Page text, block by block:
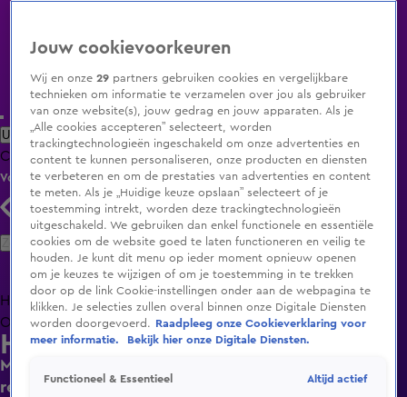
Uitzending Gemist Populaire programma's Zenders Genres
ClipsFilmsRadioSmart TV inlogShop
Volg KIJK
Zoeken
HomeUitzending Gemist Programma's De Bondgenoten
OranjezomerLivestreamsShop
Het Blok
Menno geniet van bouwboete: “Regels zijn
regels”
Jouw cookievoorkeuren
Wij en onze29 partners gebruiken cookies en vergelijkbare
technieken om informatie te verzamelen over jou als gebruiker
van onze website(s), jouw gedrag en jouw apparaten. Als je
„Alle cookies accepteren” selecteert, worden
trackingtechnologieën ingeschakeld om onze advertenties en
content te kunnen personaliseren, onze producten en diensten
te verbeteren en om de prestaties van advertenties en content
te meten. Als je „Huidige keuze opslaan” selecteert of je
toestemming intrekt, worden deze trackingtechnologieën
uitgeschakeld. We gebruiken dan enkel functionele en essentiële
cookies om de website goed te laten functioneren en veilig te
houden. Je kunt dit menu op ieder moment opnieuw openen
om je keuzes te wijzigen of om je toestemming in te trekken
door op de link Cookie-instellingen onder aan de webpagina te
klikken. Je selecties zullen overal binnen onze Digitale Diensten
worden doorgevoerd.
Raadpleeg onze Cookieverklaring voor
meer informatie.
Bekijk hier onze Digitale Diensten.
Functioneel & Essentieel Altijd actief